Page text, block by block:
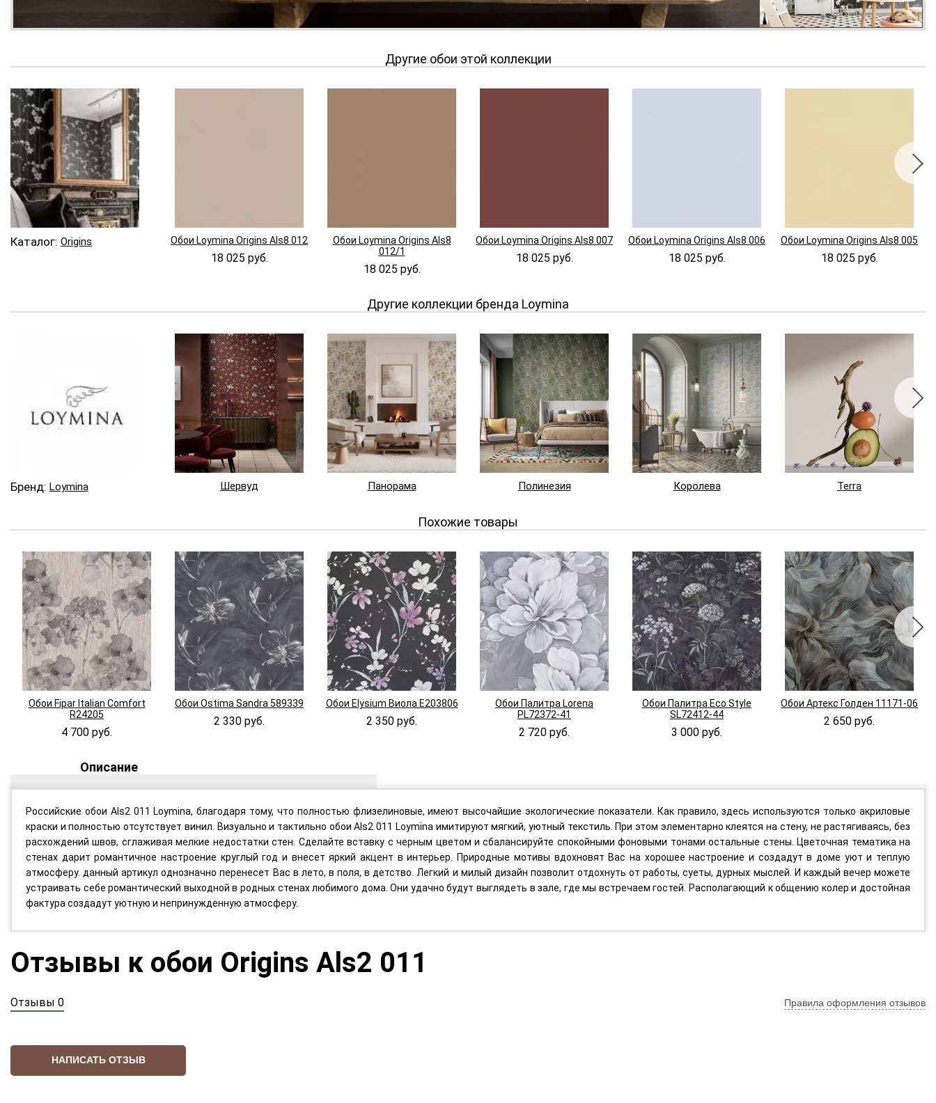
Другие обои этой коллекции
Каталог: Origins Обои Loymina Origins Als8 012
18 025 руб.
Обои Loymina Origins Als8
012/1
18 025 руб.
Обои Loymina Origins Als8 007
18 025 руб.
Обои Loymina Origins Als8 006
18 025 руб.
Обои Loymina Origins Als8 005
18 025 руб.
Другие коллекции бренда Loymina
Бренд: Loymina Шервуд Панорама Полинезия Королева Terra
Похожие товары
Обои Fipar Italian Comfort
R24205
4 700 руб.
Обои Ostima Sandra 589339
2 330 руб.
Обои Elysium Виола E203806
2 350 руб.
Обои Палитра Lorena
PL72372-41
2 720 руб.
Обои Палитра Eco Style
SL72412-44
3 000 руб.
Обои Артекс Голден 11171-06
2 650 руб.
Описание
Российские обои Als2 011 Loymina, благодаря тому, что полностью флизелиновые, имеют высочайшие экологические показатели. Как правило, здесь используются только акриловые
краски и полностью отсутствует винил. Визуально и тактильно обои Als2 011 Loymina имитируют мягкий, уютный текстиль. При этом элементарно клеятся на стену, не растягиваясь, без
расхождений швов, сглаживая мелкие недостатки стен. Сделайте вставку с черным цветом и сбалансируйте спокойными фоновыми тонами остальные стены. Цветочная тематика на
стенах дарит романтичное настроение круглый год и внесет яркий акцент в интерьер. Природные мотивы вдохновят Вас на хорошее настроение и создадут в доме уют и теплую
атмосферу. данный артикул однозначно перенесет Вас в лето, в поля, в детство. Легкий и милый дизайн позволит отдохнуть от работы, суеты, дурных мыслей. И каждый вечер можете
устраивать себе романтический выходной в родных стенах любимого дома. Они удачно будут выглядеть в зале, где мы встречаем гостей. Располагающий к общению колер и достойная
фактура создадут уютную и непринужденную атмосферу.
Отзывы к обои Origins Als2 011
Отзывы 0 Правила оформления отзывов
НАПИСАТЬ ОТЗЫВ